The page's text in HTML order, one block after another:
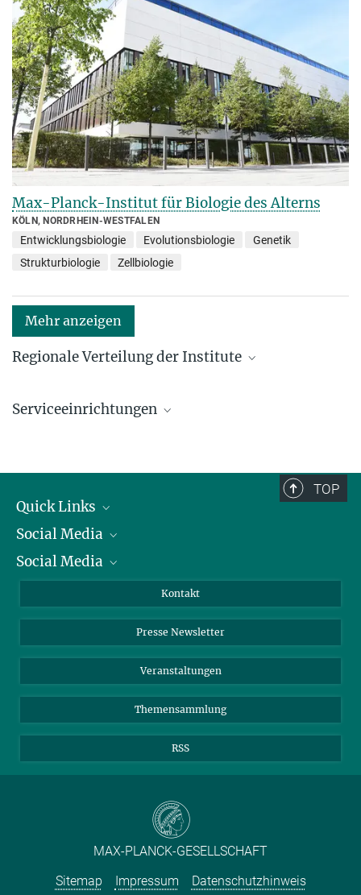
Max-Planck-Institut für Biologie des Alterns
KÖLN, NORDRHEIN-WESTFALEN
Entwicklungsbiologie Evolutionsbiologie
Genetik
Strukturbiologie
Zellbiologie
Mehr anzeigen
Regionale Verteilung der Institute
im Ausland
Serviceeinrichtungen
TOP
Quick Links
Präsident
Zahlen und Fakten
Social Media
Bluesky
TikTok
Social Media
Instagram
YouTube
Kontakt
Presse Newsletter
Veranstaltungen
Themensammlung
RSS
MAX-PLANCK-GESELLSCHAFT
Sitemap
Impressum Datenschutzhinweis